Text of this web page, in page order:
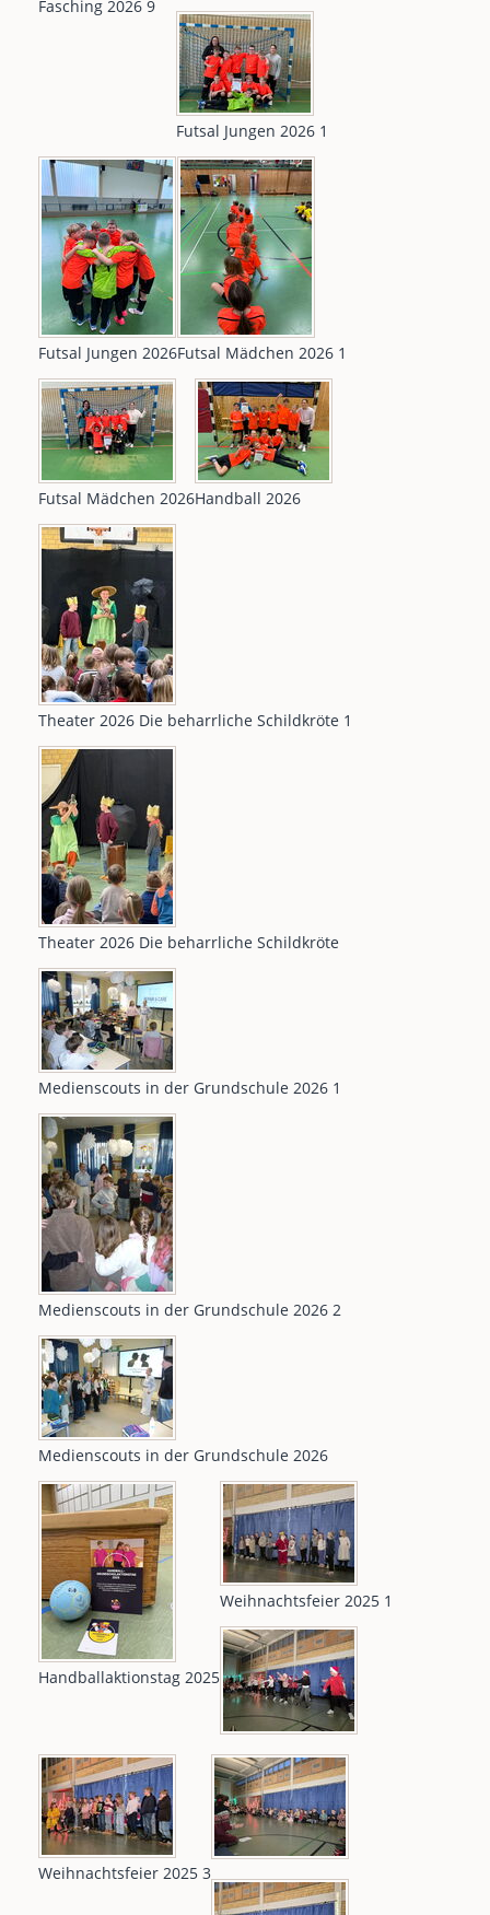
Fasching 2026 9
Futsal Jungen 2026 1
Futsal Jungen 2026Futsal Mädchen 2026 1
Futsal Mädchen 2026Handball 2026
Theater 2026 Die beharrliche Schildkröte 1
Theater 2026 Die beharrliche Schildkröte
Medienscouts in der Grundschule 2026 1
Medienscouts in der Grundschule 2026 2
Medienscouts in der Grundschule 2026
Handballaktionstag 2025
Weihnachtsfeier 2025 1
Weihnachtsfeier 2025 3